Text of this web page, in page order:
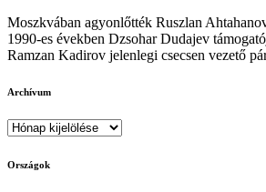
Moszkvában agyonlőtték Ruszlan
1990-es években Dzsohar Dudajev
Ramzan Kadirov jelenlegi csecsen vezető
Archívum
Archívum
Országok